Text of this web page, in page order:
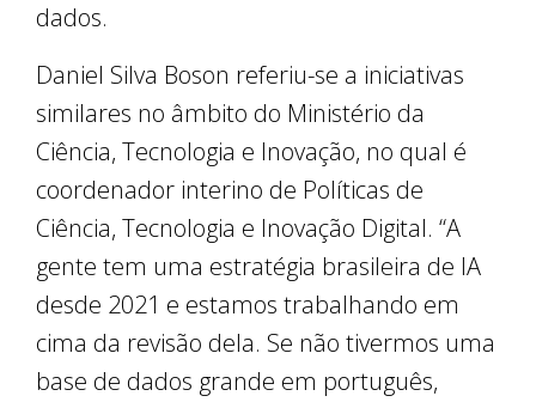
dados.
Daniel Silva Boson referiu-se a iniciativas
similares no âmbito do Ministério da
Ciência, Tecnologia e Inovação, no qual é
coordenador interino de Políticas de
Ciência, Tecnologia e Inovação Digital. “A
gente tem uma estratégia brasileira de IA
desde 2021 e estamos trabalhando em
cima da revisão dela. Se não tivermos uma
base de dados grande em português,